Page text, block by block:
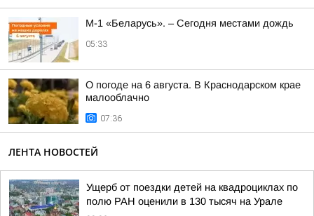
М-1 «Беларусь». – Сегодня местами дождь
05:33
О погоде на 6 августа. В Краснодарском крае
малооблачно
07:36
ЛЕНТА НОВОСТЕЙ
Ущерб от поездки детей на квадроциклах по
полю РАН оценили в 130 тысяч на Урале